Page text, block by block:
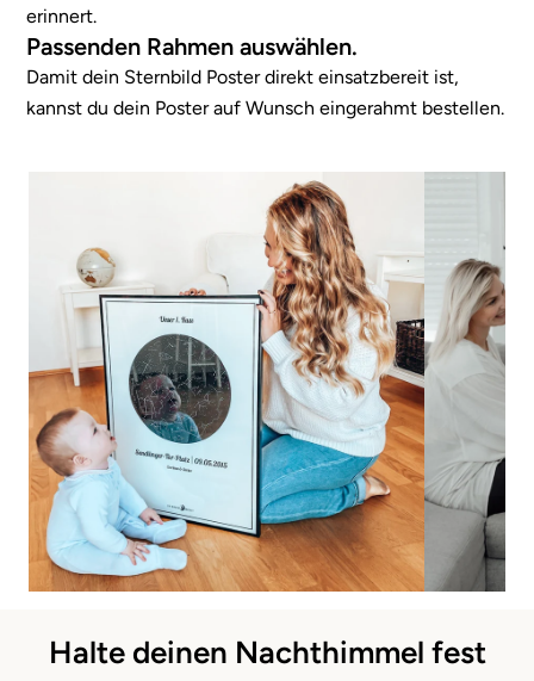
erinnert.
Passenden Rahmen auswählen.
Damit dein Sternbild Poster direkt einsatzbereit ist,
kannst du dein Poster auf Wunsch eingerahmt bestellen.
Halte deinen Nachthimmel fest